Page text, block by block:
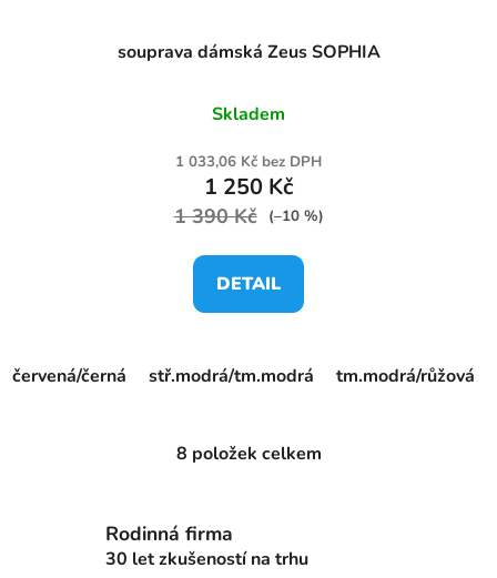
souprava dámská Zeus SOPHIA
Skladem
1 033,06 Kč bez DPH
1 250 Kč
1 390 Kč (–10 %)
DETAIL
červená/černá stř.modrá/tm.modrá tm.modrá/růžová
O
d
8 položek celkem
Rodinná firma
30 let zkušeností na trhu